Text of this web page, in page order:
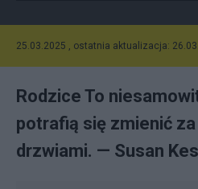
25.03.2025 , ostatnia aktualizacja:
Rodzice To
potrafią się zmienić
drzwiami. — Susan